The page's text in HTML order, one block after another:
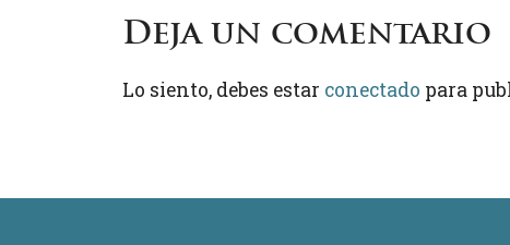
Deja un comentario
Lo siento, debes estar conectado para